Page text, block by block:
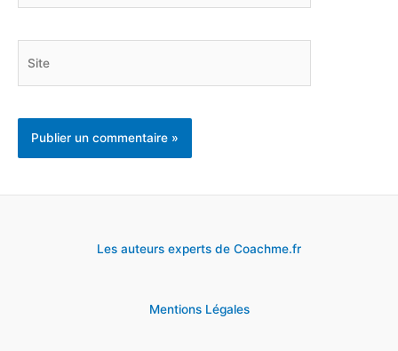
Les auteurs experts de Coachme.fr
Mentions Légales